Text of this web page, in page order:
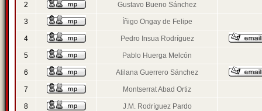
2 Gustavo Bueno Sánchez
3 Íñigo Ongay de Felipe
4 Pedro Insua Rodríguez
5 Pablo Huerga Melcón
6 Atilana Guerrero Sánchez
7 Montserrat Abad Ortiz
8 J.M. Rodríguez Pardo